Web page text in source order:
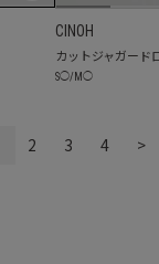
CINOH
カットジャガード
S◯/ M ◯
2 3 4 >